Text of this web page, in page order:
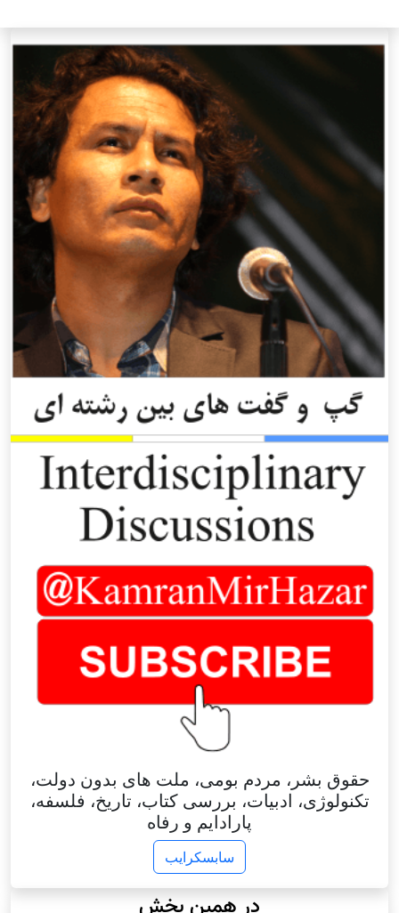
حقوق بشر، مردم بومی، ملت های بدون دولت،
تکنولوژی، ادبیات، بررسی کتاب، تاریخ، فلسفه،
پارادایم و رفاه
سابسکرایب